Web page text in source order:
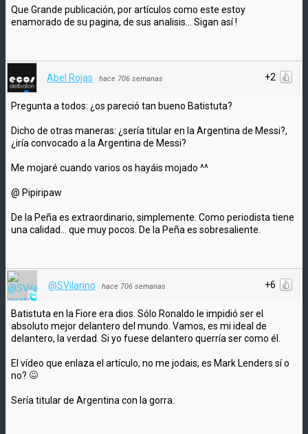
Que Grande publicación, por artículos como este estoy
enamorado de su pagina, de sus analisis... Sigan así !
+2
Abel Rojas · hace 706 semanas
Pregunta a todos: ¿os pareció tan bueno Batistuta?
Dicho de otras maneras: ¿sería titular en la Argentina de Messi?,
¿iría convocado a la Argentina de Messi?
Me mojaré cuando varios os hayáis mojado ^^
@ Pipiripaw
De la Peña es extraordinario, simplemente. Como periodista tiene
una calidad... que muy pocos. De la Peña es sobresaliente.
+6
@SVilarino · hace 706 semanas
Batistuta en la Fiore era dios. Sólo Ronaldo le impidió ser el
absoluto mejor delantero del mundo. Vamos, es mi ideal de
delantero, la verdad. Si yo fuese delantero querría ser como él.
El vídeo que enlaza el artículo, no me jodais, es Mark Lenders sí o
no?
Sería titular de Argentina con la gorra.